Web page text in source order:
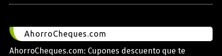
AhorroCheques.com
AhorroCheques.com: Cupones descuento que te